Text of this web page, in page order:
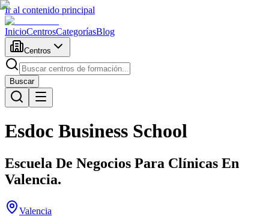
Ir al contenido principal
InicioCentrosCategoríasBlog
Centros
Buscar
Esdoc Business School
Escuela De Negocios Para Clínicas En
Valencia.
Valencia